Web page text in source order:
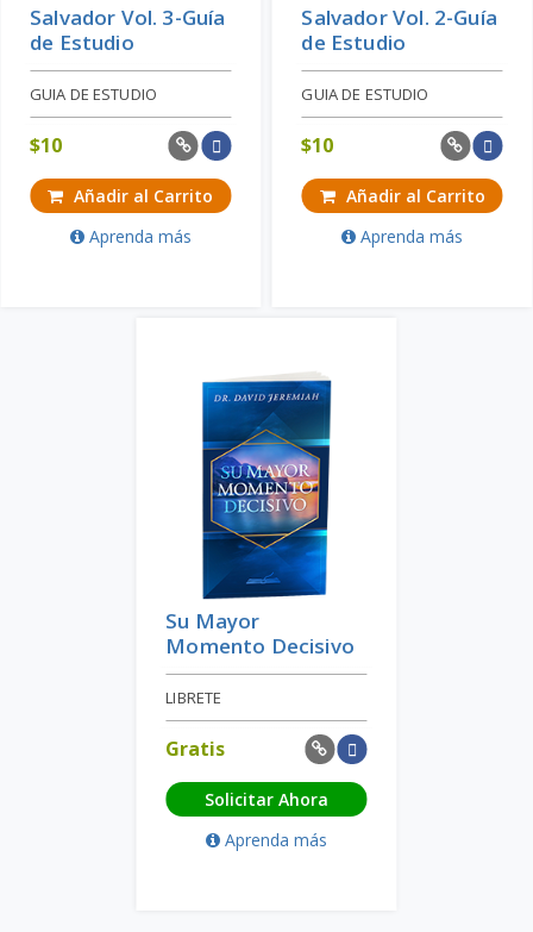
Salvador Vol. 3-Guía
de Estudio
GUIA DE ESTUDIO
$10
Añadir al Carrito
Aprenda más
Salvador Vol. 2-Guía
de Estudio
GUIA DE ESTUDIO
$10
Añadir al Carrito
Aprenda más
Su Mayor
Momento Decisivo
LIBRETE
Gratis
Solicitar Ahora
Aprenda más